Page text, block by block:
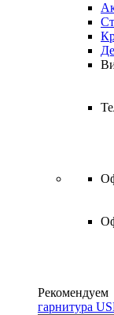
Рекомендуем
гарнитура